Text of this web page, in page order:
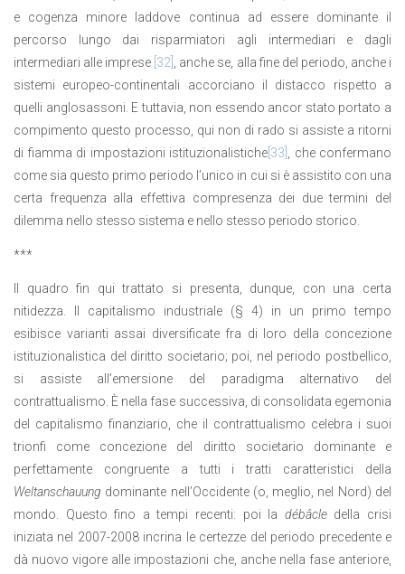
e cogenza minore laddove continua ad essere dominante il
percorso lungo dai risparmiatori agli intermediari e dagli
intermediari alle imprese [32] , anche se, alla fine del periodo, anche i
sistemi europeo-continentali accorciano il distacco rispetto a
quelli anglosassoni. E tuttavia, non essendo ancor stato portato a
compimento questo processo, qui non di rado si assiste a ritorni
di fiamma di impostazioni istituzionalistiche [33] , che confermano
come sia questo primo periodo l’unico in cui si è assistito con una
certa frequenza alla effettiva compresenza dei due termini del
dilemma nello stesso sistema e nello stesso periodo storico.
***
Il quadro fin qui trattato si presenta, dunque, con una certa
nitidezza. Il capitalismo industriale (§ 4) in un primo tempo
esibisce varianti assai diversificate fra di loro della concezione
istituzionalistica del diritto societario; poi, nel periodo postbellico,
si assiste all’emersione del paradigma alternativo del
contrattualismo. È nella fase successiva, di consolidata egemonia
del capitalismo finanziario, che il contrattualismo celebra i suoi
trionfi come concezione del diritto societario dominante e
perfettamente congruente a tutti i tratti caratteristici della
Weltanschauung dominante nell’Occidente (o, meglio, nel Nord) del
mondo. Questo fino a tempi recenti: poi la débâcle della crisi
iniziata nel 2007-2008 incrina le certezze del periodo precedente e
dà nuovo vigore alle impostazioni che, anche nella fase anteriore,